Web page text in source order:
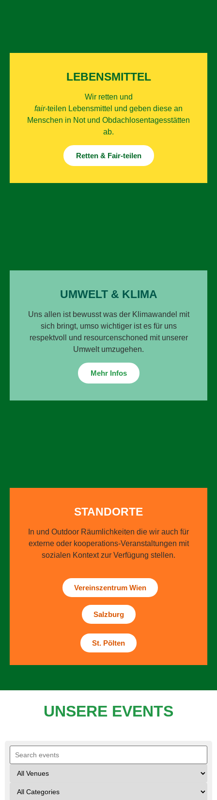
LEBENS­MITTEL
Wir retten und
fair-teilen Lebensmittel und geben diese an
Menschen in Not und Obdachlosen­tagesstätten
ab.
Retten & Fair-teilen
UMWELT & KLIMA
Uns allen ist bewusst was der Klimawandel mit
sich bringt, umso wichtiger ist es für uns
respektvoll und resourcenschoned mit unserer
Umwelt umzugehen.
Mehr Infos
STANDORTE
In und Outdoor Räumlich­keiten die wir auch für
externe oder kooperations-Veranstalt­ungen mit
sozialen Kontext zur Verfügung stellen.
Vereinszentrum Wien
Salzburg
St. Pölten
UNSERE EVENTS